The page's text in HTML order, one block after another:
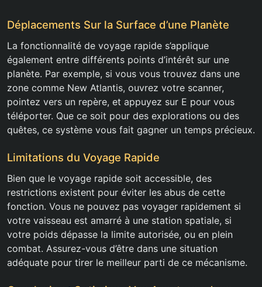
Déplacements Sur la Surface d’une Planète
La fonctionnalité de voyage rapide s’applique
également entre différents points d’intérêt sur une
planète. Par exemple, si vous vous trouvez dans une
zone comme New Atlantis, ouvrez votre scanner,
pointez vers un repère, et appuyez sur E pour vous
téléporter. Que ce soit pour des explorations ou des
quêtes, ce système vous fait gagner un temps précieux.
Limitations du Voyage Rapide
Bien que le voyage rapide soit accessible, des
restrictions existent pour éviter les abus de cette
fonction. Vous ne pouvez pas voyager rapidement si
votre vaisseau est amarré à une station spatiale, si
votre poids dépasse la limite autorisée, ou en plein
combat. Assurez-vous d’être dans une situation
adéquate pour tirer le meilleur parti de ce mécanisme.